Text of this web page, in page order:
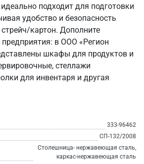
подходит для подготовки
удобство и безопасность
картон. Дополните
в ООО «Регион
шкафы для продуктов и
стеллажи
для инвентаря и другая
333-96462
СП-132/2008
Столешница- нержавеющая сталь,
каркас-нержавеющая сталь